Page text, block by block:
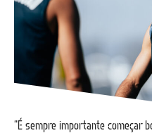
“É sempre importante começar